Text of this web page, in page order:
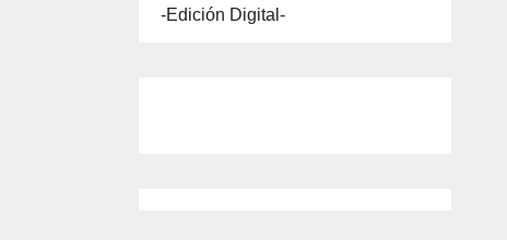
-Edición Digital-